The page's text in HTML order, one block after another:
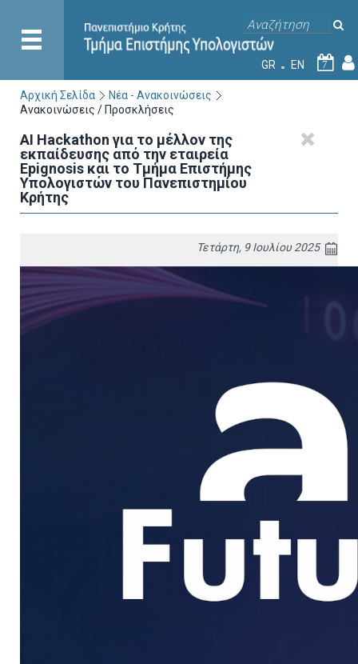
GR EN 7
Αρχική Σελίδα
Νέα - Ανακοινώσεις
Ανακοινώσεις / Προσκλήσεις
AI Hackathon για το μέλλον της
εκπαίδευσης από την εταιρεία
Epignosis και το Τμήμα Επιστήμης
Υπολογιστών του Πανεπιστημίου
Κρήτης
Τετάρτη, 9 Ιουλίου 2025